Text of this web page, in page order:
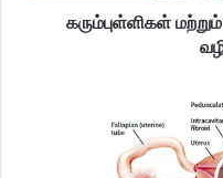
கரும்புள்ளிகள்